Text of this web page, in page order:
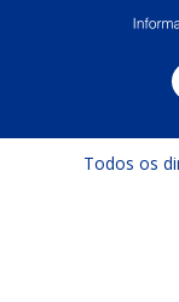
Todos os